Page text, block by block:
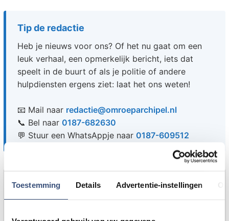
Toestemming Details Advertentie-instellingen
Tip de redactie
Heb je nieuws voor ons? Of het nu gaat om een
leuk verhaal, een opmerkelijk bericht, iets dat
speelt in de buurt of als je politie of andere
hulpdiensten ergens ziet: laat het ons weten!
📧 Mail naar redactie@omroeparchipel.nl
📞 Bel naar0187-682630
💬 Stuur een WhatsAppje naar0187-609512
Foutje gezien of twijfel over een advertentie?